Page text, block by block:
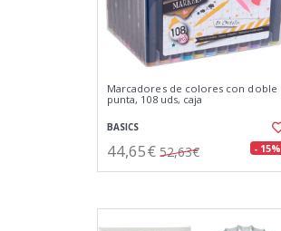
Marcadores de colores con doble
punta, 108 uds, caja
BASICS
44,65€ 52,63€ - 15%